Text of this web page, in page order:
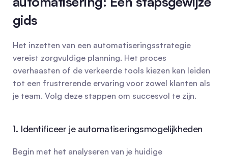
gids
Het inzetten van een automatiseringsstrategie
vereist zorgvuldige planning. Het proces
overhaasten of de verkeerde tools kiezen kan leiden
tot een frustrerende ervaring voor zowel klanten als
je team. Volg deze stappen om succesvol te zijn.
1. Identificeer je automatiseringsmogelijkheden
Begin met het analyseren van je huidige